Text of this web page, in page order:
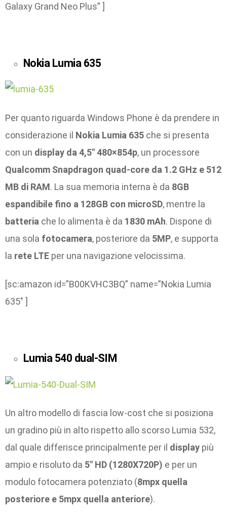
Galaxy Grand Neo Plus” ]
Nokia Lumia 635
Per quanto riguarda Windows Phone è da prendere in
considerazione il Nokia Lumia 635 che si presenta
con un display da 4,5″ 480×854p, un processore
Qualcomm Snapdragon quad-core da 1.2 GHz e 512
MB di RAM. La sua memoria interna è da 8GB
espandibile fino a 128GB con microSD, mentre la
batteria che lo alimenta è da 1830 mAh. Dispone di
una sola fotocamera, posteriore da 5MP, e supporta
la rete LTE per una navigazione velocissima.
[sc:amazon id=”B00KVHC3BQ” name=”Nokia Lumia
635″ ]
Lumia 540 dual-SIM
Un altro modello di fascia low-cost che si posiziona
un gradino più in alto rispetto allo scorso Lumia 532,
dal quale differisce principalmente per il display più
ampio e risoluto da 5″ HD (1280X720P) e per un
modulo fotocamera potenziato (8mpx quella
posteriore e 5mpx quella anteriore).